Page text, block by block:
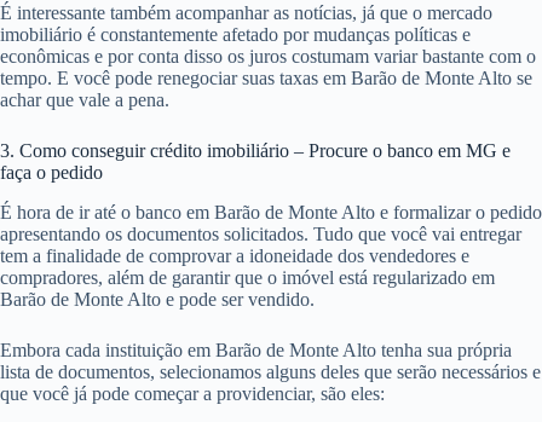
É interessante também acompanhar as notícias, já que o mercado
imobiliário é constantemente afetado por mudanças políticas e
econômicas e por conta disso os juros costumam variar bastante com o
tempo. E você pode renegociar suas taxas em Barão de Monte Alto se
achar que vale a pena.
3. Como conseguir crédito imobiliário – Procure o banco em MG e
faça o pedido
É hora de ir até o banco em Barão de Monte Alto e formalizar o pedido
apresentando os documentos solicitados. Tudo que você vai entregar
tem a finalidade de comprovar a idoneidade dos vendedores e
compradores, além de garantir que o imóvel está regularizado em
Barão de Monte Alto e pode ser vendido.
Embora cada instituição em Barão de Monte Alto tenha sua própria
lista de documentos, selecionamos alguns deles que serão necessários e
que você já pode começar a providenciar, são eles: